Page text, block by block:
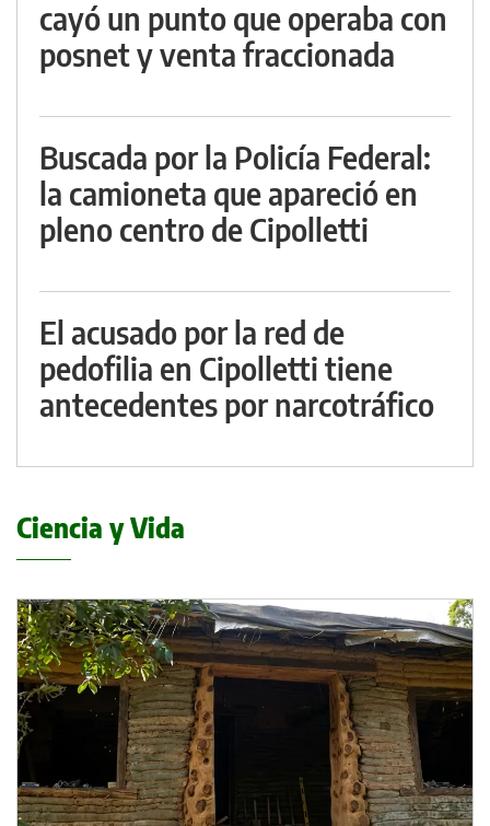
cayó un punto que operaba con
posnet y venta fraccionada
Buscada por la Policía Federal:
la camioneta que apareció en
pleno centro de Cipolletti
El acusado por la red de
pedofilia en Cipolletti tiene
antecedentes por narcotráfico
Ciencia y Vida